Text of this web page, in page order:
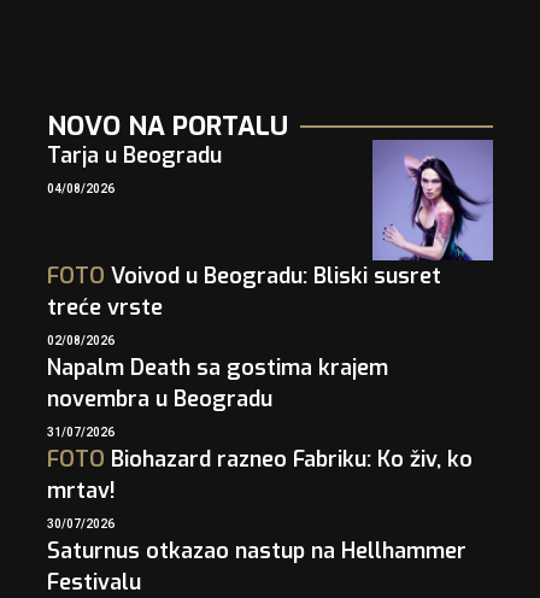
NOVO NA PORTALU
Tarja u Beogradu
04/08/2026
FOTO Voivod u Beogradu: Bliski susret
treće vrste
02/08/2026
Napalm Death sa gostima krajem
novembra u Beogradu
31/07/2026
FOTO Biohazard razneo Fabriku: Ko živ, ko
mrtav!
30/07/2026
Saturnus otkazao nastup na Hellhammer
Festivalu